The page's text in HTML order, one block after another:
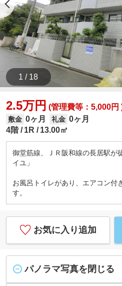
1 / 18
2.5万円 (管理費等：5,000円
敷金 0ヶ月 礼金 0ヶ月
4階
1R 13.00㎡
御堂筋線、ＪＲ阪和線の長居駅が
イユ」
お風呂トイレがあり、エアコン付
す。
お気に入り追加
パノラマ写真を閉じる